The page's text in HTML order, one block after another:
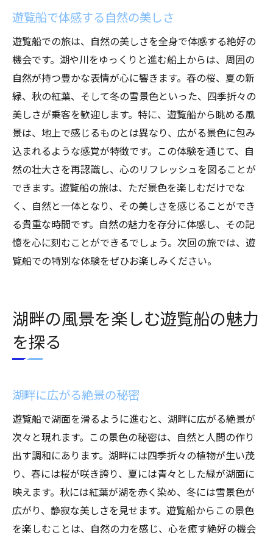
遊覧船で体感する自然の美しさ
遊覧船での旅は、自然の美しさを全身で体感する絶好の
機会です。湖や川をゆっくりと進む船上からは、周囲の
自然が持つ豊かな表情が心に響きます。春の桜、夏の新
緑、秋の紅葉、そして冬の雪景色といった、四季折々の
美しさが乗客を歓迎します。特に、遊覧船から眺める風
景は、地上で感じるものとは異なり、広がる景色に包み
込まれるような感覚が特徴です。この体験を通じて、自
然の壮大さを再認識し、心のリフレッシュを図ることが
できます。遊覧船の旅は、ただ景色を楽しむだけでな
く、自然と一体となり、その美しさを感じることができ
る貴重な時間です。自然の魅力を存分に体感し、その記
憶を心に刻むことができるでしょう。次回の旅では、遊
覧船での特別な体験をぜひお楽しみください。
湖畔の風景を楽しむ遊覧船の魅力
を探る
湖畔に広がる絶景の秘密
遊覧船で湖面を滑るように進むと、湖畔に広がる絶景が
次々と現れます。この景色の秘密は、自然と人間の作り
出す調和にあります。湖畔には四季折々の植物が生い茂
り、春には桜が咲き誇り、夏には青々とした緑が湖面に
映えます。秋には紅葉が湖を赤く染め、冬には雪景色が
広がり、静寂な美しさを見せます。遊覧船からこの景色
を楽しむことは、自然の力を感じ、心を癒す絶好の機会